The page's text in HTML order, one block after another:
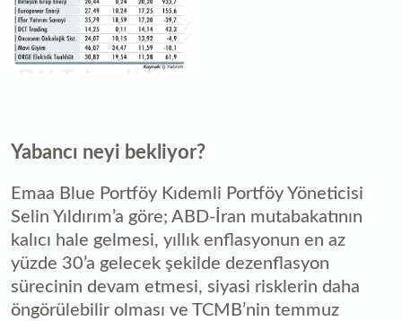
Yabancı neyi bekliyor?
Emaa Blue Portföy Kıdemli Portföy Yöneticisi
Selin Yıldırım’a göre; ABD-İran mutabakatının
kalıcı hale gelmesi, yıllık enflasyonun en az
yüzde 30’a gelecek şekilde dezenflasyon
sürecinin devam etmesi, siyasi risklerin daha
öngörülebilir olması ve TCMB’nin temmuz